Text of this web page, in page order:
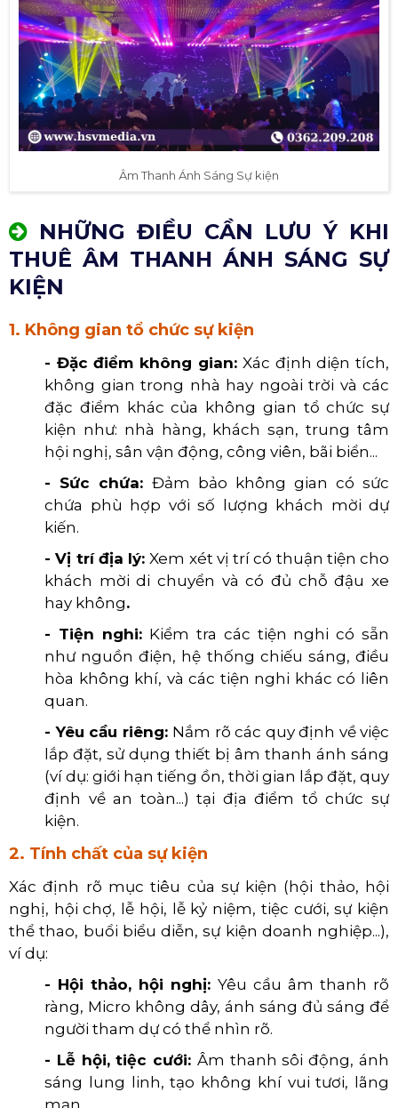
Âm Thanh Ánh Sáng Sự kiện
NHỮNG ĐIỀU CẦN LƯU Ý KHI
THUÊ ÂM THANH ÁNH SÁNG SỰ
KIỆN
1. Không gian tổ chức sự kiện
- Đặc điểm không gian:Xác định diện tích,
không gian trong nhà hay ngoài trời và các
đặc điểm khác của không gian tổ chức sự
kiện như: nhà hàng, khách sạn, trung tâm
hội nghị, sân vận động, công viên, bãi biển...
- Sức chứa: Đảm bảo không gian có sức
chứa phù hợp với số lượng khách mời dự
kiến.
- Vị trí địa lý:Xem xét vị trí có thuận tiện cho
khách mời di chuyển và có đủ chỗ đậu xe
hay không.
- Tiện nghi: Kiểm tra các tiện nghi có sẵn
như nguồn điện, hệ thống chiếu sáng, điều
hòa không khí, và các tiện nghi khác có liên
quan.
- Yêu cầu riêng: Nắm rõ các quy định về việc
lắp đặt, sử dụng thiết bị âm thanh ánh sáng
(ví dụ: giới hạn tiếng ồn, thời gian lắp đặt, quy
định về an toàn...) tại địa điểm tổ chức sự
kiện.
2. Tính chất của sự kiện
Xác định rõ mục tiêu của sự kiện (hội thảo, hội
nghị, hội chợ, lễ hội, lễ kỷ niệm, tiệc cưới, sự kiện
thể thao, buổi biểu diễn, sự kiện doanh nghiệp...),
ví dụ:
- Hội thảo, hội nghị: Yêu cầu âm thanh rõ
ràng, Micro không dây, ánh sáng đủ sáng để
người tham dự có thể nhìn rõ.
- Lễ hội, tiệc cưới: Âm thanh sôi động, ánh
sáng lung linh, tạo không khí vui tươi, lãng
mạn.